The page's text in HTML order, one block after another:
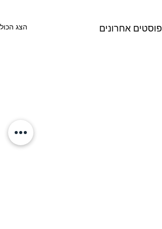
פוסטים אחרונים הצג הכול